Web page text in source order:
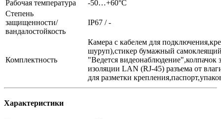
Рабочая температура
-50…+60°С
Степень
защищенности/
вандалостойкость
IP67 / -
Комплектность
Камера с кабелем для
шуруп),cтикер бумажный
"Ведется
изоляции LAN (RJ-45) разъема от
для разметки
Характеристики